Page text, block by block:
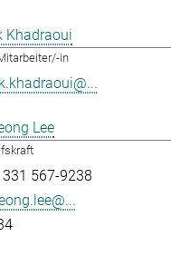
Khadraoui
in
Lee
567-9238